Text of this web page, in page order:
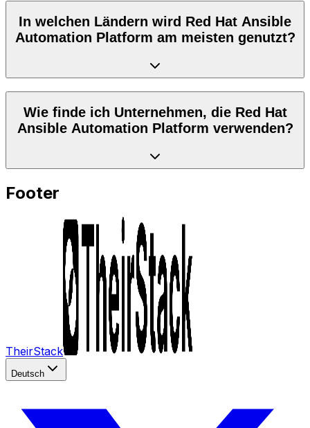
In welchen Ländern wird Red Hat Ansible
Automation Platform am meisten genutzt?
Wie finde ich Unternehmen, die Red Hat
Ansible Automation Platform verwenden?
Footer
TheirStack
Deutsch